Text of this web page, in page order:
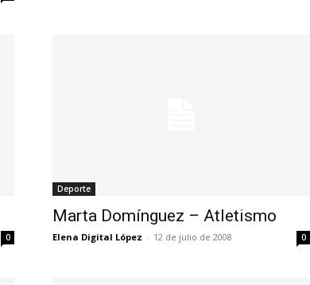
0
Deporte
Marta Domínguez – Atletismo
Elena Digital López - 12 de julio de 2008 0